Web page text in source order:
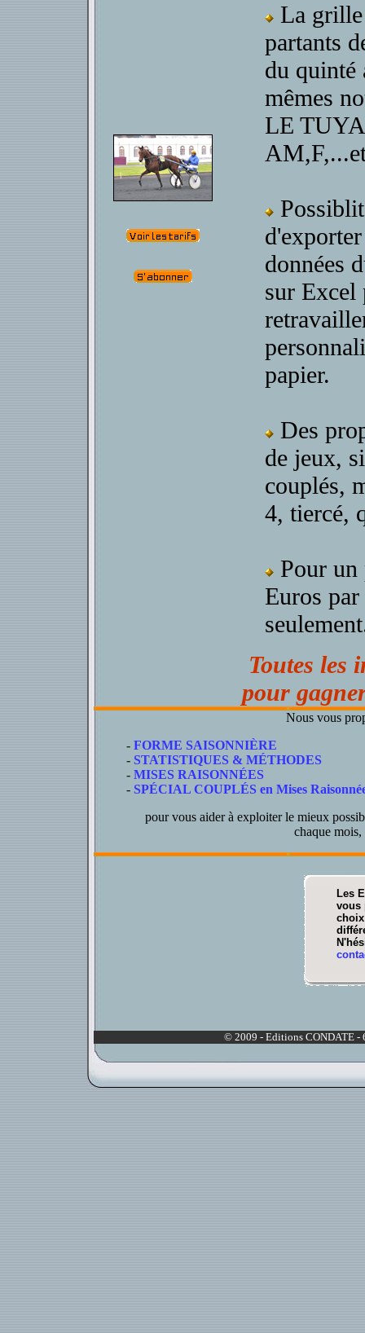
La
partants
du quinté
mêmes
LE
données
sur Excel
papier.
Des
de jeux,
couplés,
4, tiercé,
Pour
Euros
Toutes les
pour
Nous vous
- FORME SAISONNIÈRE
- STATISTIQUES & MÉTHODES
- MISES RAISONNÉES
- SPÉCIAL COUPLÉS en Mises
pour vous aider à exploiter le mieux
chaque
Les
vous
© 2009 - Editions CONDATE -